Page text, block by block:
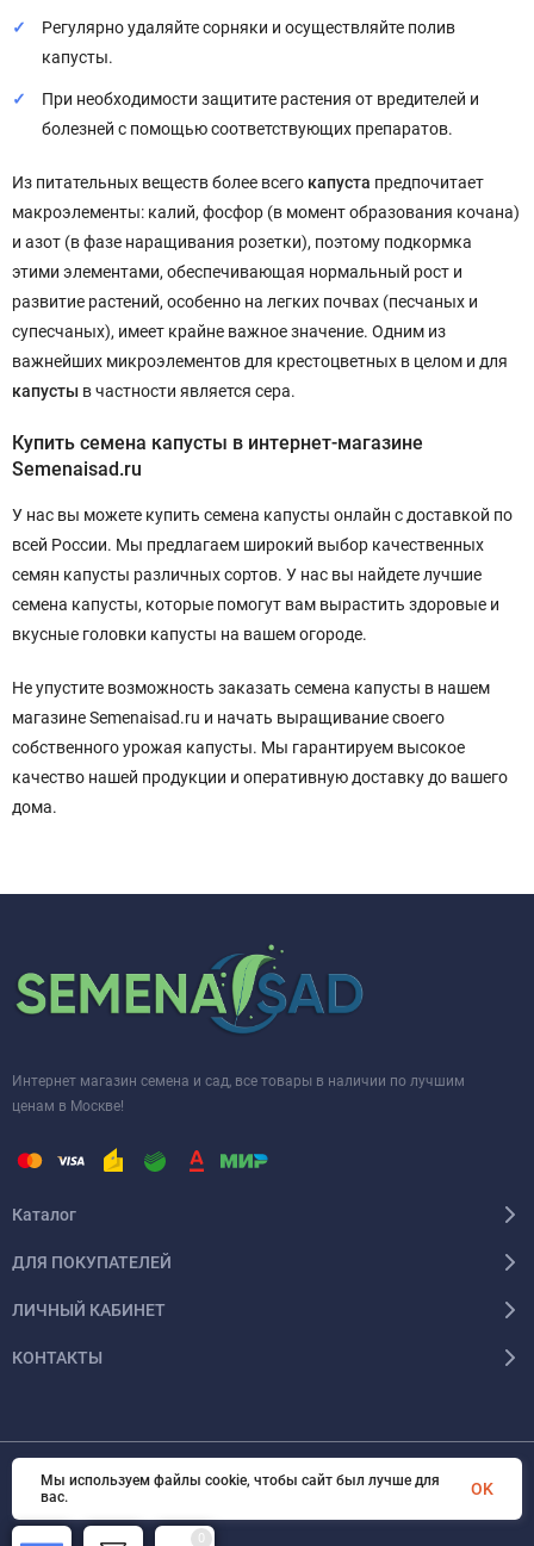
Регулярно удаляйте сорняки и осуществляйте полив
капусты.
При необходимости защитите растения от вредителей и
болезней с помощью соответствующих препаратов.
Из питательных веществ более всего капуста предпочитает
макроэлементы: калий, фосфор (в момент образования кочана)
и азот (в фазе наращивания розетки), поэтому подкормка
этими элементами, обеспечивающая нормальный рост и
развитие растений, особенно на легких почвах (песчаных и
супесчаных), имеет крайне важное значение. Одним из
важнейших микроэлементов для крестоцветных в целом и для
капусты в частности является сера.
Купить семена капусты в интернет-магазине
Semenaisad.ru
У нас вы можете купить семена капусты онлайн с доставкой по
всей России. Мы предлагаем широкий выбор качественных
семян капусты различных сортов. У нас вы найдете лучшие
семена капусты, которые помогут вам вырастить здоровые и
вкусные головки капусты на вашем огороде.
Не упустите возможность заказать семена капусты в нашем
магазине Semenaisad.ru и начать выращивание своего
собственного урожая капусты. Мы гарантируем высокое
качество нашей продукции и оперативную доставку до вашего
дома.
Интернет магазин семена и сад, все товары в наличии по лучшим
ценам в Москве!
Каталог
ДЛЯ ПОКУПАТЕЛЕЙ
ЛИЧНЫЙ КАБИНЕТ
КОНТАКТЫ
© 2026 InSale. Все права защищены
0
Мы используем файлы cookie, чтобы сайт был лучше для
вас.
OK